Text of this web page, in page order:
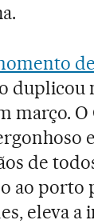
duplicou
O
de
ao
eleva